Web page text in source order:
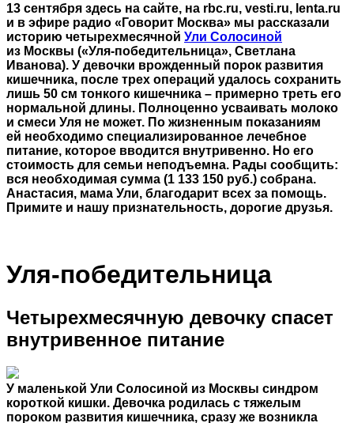
13 сентября здесь на сайте, на rbc.ru, vesti.ru, lenta.ru
и в эфире радио «Говорит Москва» мы рассказали
историю четырехмесячной Ули Солосиной
из Москвы («Уля-победительница», Светлана
Иванова). У девочки врожденный порок развития
кишечника, после трех операций удалось сохранить
лишь 50 см тонкого кишечника – примерно треть его
нормальной длины. Полноценно усваивать молоко
и смеси Уля не может. По жизненным показаниям
ей необходимо специализированное лечебное
питание, которое вводится внутривенно. Но его
стоимость для семьи неподъемна. Рады сообщить:
вся необходимая сумма (1 133 150 руб.) собрана.
Анастасия, мама Ули, благодарит всех за помощь.
Примите и нашу признательность, дорогие друзья.
Уля-победительница
Четырехмесячную девочку спасет
внутривенное питание
У маленькой Ули Солосиной из Москвы синдром
короткой кишки. Девочка родилась с тяжелым
пороком развития кишечника, сразу же возникла